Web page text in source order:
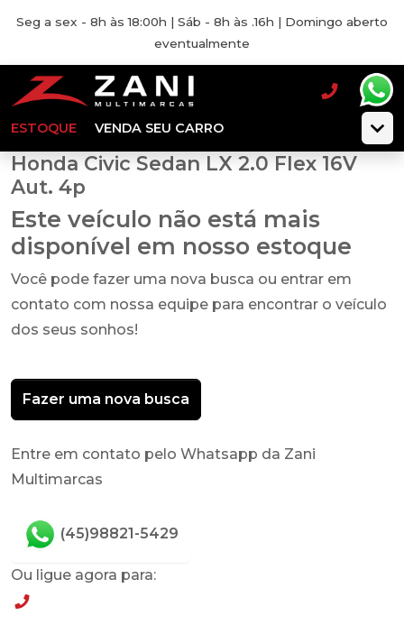
Seg a sex - 8h às 18:00h | Sáb - 8h às .16h | Domingo aberto
eventualmente
ESTOQUE VENDA SEU CARRO
Honda Civic Sedan LX 2.0 Flex 16V
Aut. 4p
Este veículo não está mais
disponível em nosso estoque
Você pode fazer uma nova busca ou entrar em
contato com nossa equipe para encontrar o veículo
dos seus sonhos!
Fazer uma nova busca
Entre em contato pelo Whatsapp da Zani
Multimarcas
(45)98821-5429
Ou ligue agora para: